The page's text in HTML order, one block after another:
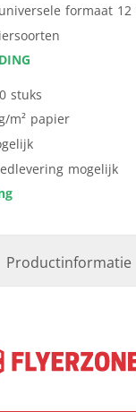
formaat 12
stuks
m² papier
mogelijk
Productinformatie